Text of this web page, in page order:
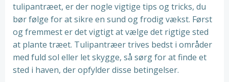
tulipantræet, er der nogle vigtige tips og tricks, du
bør følge for at sikre en sund og frodig vækst. Først
og fremmest er det vigtigt at vælge det rigtige sted
at plante træet. Tulipantræer trives bedst i områder
med fuld sol eller let skygge, så sørg for at finde et
sted i haven, der opfylder disse betingelser.